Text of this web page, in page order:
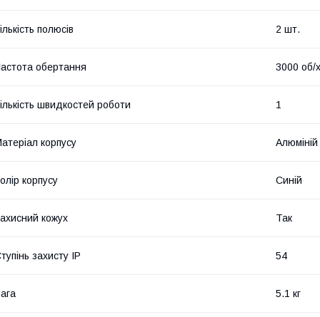
полюсів 2 шт.
обертання 3000 об/
швидкостей роботи 1
корпусу Алюміній
корпусу Синій
кожух Так
захисту IP 54
5.1 кг